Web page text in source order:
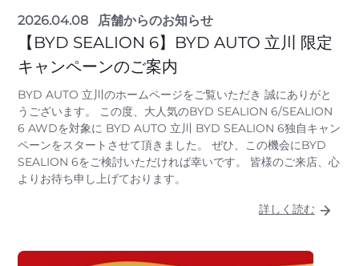
2026.04.08 店舗からのお知らせ
【BYD SEALION 6】BYD AUTO 立川 限定
キャンペーンのご案内
BYD AUTO 立川のホームページをご覧いただき 誠にありがと
うございます。 この度、大人気のBYD SEALION 6/SEALION
6 AWDを対象に BYD AUTO 立川 BYD SEALION 6独自キャン
ペーンをスタートさせて頂きました。 ぜひ、この機会にBYD
SEALION 6をご検討いただければ幸いです。 皆様のご来店、心
よりお待ち申し上げております。
詳しく読む